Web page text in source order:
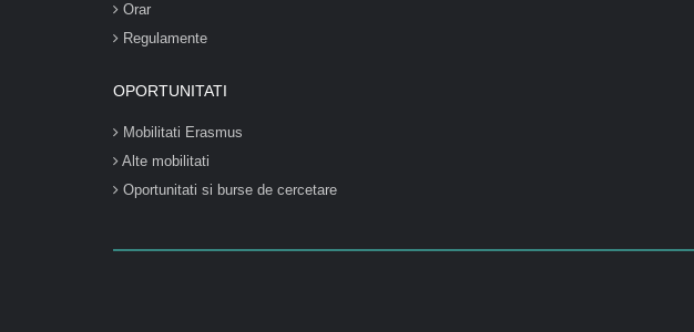
Orar
Regulamente
OPORTUNITATI
Mobilitati Erasmus
Alte mobilitati
Oportunitati si burse de cercetare